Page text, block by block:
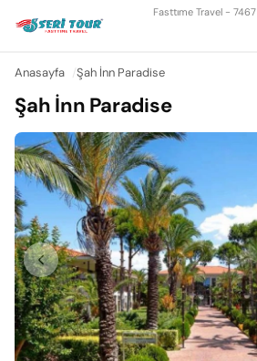
Fasttıme Travel - 7467
Anasayfa Şah İnn Paradise
Şah İnn Paradise